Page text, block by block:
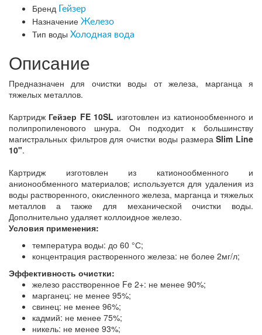
Бренд Гейзер
Назначение Железо
Тип воды Холодная вода
Описание
Предназначен для очистки воды от железа, марганца я
тяжелых металлов.
Картридж Гейзер FE 10SL изготовлен из катионообменного и
полипропиленового шнура. Он подходит к большинству
магистральных фильтров для очистки воды размераSlim Line
10".
Картридж изготовлен из катионообменного и
анионообменного материалов; используется для удаления из
воды растворенного, окисленного железа, марганца и тяжелых
металлов а также для механической очистки воды.
Дополнительно удаляет коллоидное железо.
Условия применения:
температура воды: до 60 °С;
концентрация растворенного железа: не более 2мг/л;
Эффективность очистки:
железо расстворенное Fe 2+: не менее 90%;
марганец: не менее 95%;
свинец: не менее 96%;
кадмий: не менее 75%;
никель: не менее 93%;